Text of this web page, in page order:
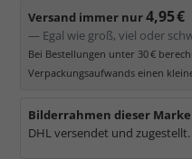
Versand immer nur4,95 €
— Egal wie groß, viel oder
Bei Bestellungen unter 30 €
Verpackungsaufwands einen
Bilderrahmen dieser Marke
DHL versendet und zugestellt.